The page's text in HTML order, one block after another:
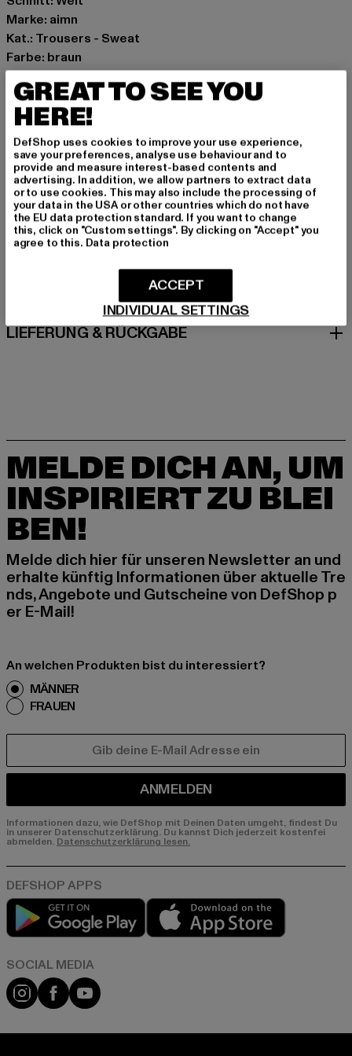
Marke: aimn
Kat.: Trousers - Sweat
Farbe: braun
Hersteller Farbe: macchiato
Materialzusammensetzung: 96% Baumwolle, 4%
Elasthan
Hersteller: Urban Styles Agency GmbH & Co. KG |
agentur@urbanstylesagency.com
Schanzenstraße 41 | 51063 Köln | DE
PFLEGEHINWEISE
LIEFERUNG & RÜCKGABE
MELDE DICH AN, UM
INSPIRIERT ZU BLEI
BEN!
Melde dich hier für unseren Newsletter an und
erhalte künftig Informationen über aktuelle Tre
nds, Angebote und Gutscheine von DefShop p
er E-Mail!
An welchen Produkten bist du interessiert?
MÄNNER
FRAUEN
ANMELDEN
Informationen dazu, wie DefShop mit Deinen Daten umgeht, findest Du
in unserer Datenschutzerklärung. Du kannst Dich jederzeit kostenfei
abmelden. Datenschutzerklärung lesen.
Play market
Instagram
FacebookYouTube
GREAT TO SEE YOU
HERE!
DefShop uses cookies to improve your use experience,
save your preferences, analyse use behaviour and to
provide and measure interest-based contents and
advertising. In addition, we allow partners to extract data
or to use cookies. This may also include the processing of
your data in the USA or other countries which do not have
the EU data protection standard. If you want to change
this, click on "Custom settings". By clicking on "Accept" you
agree to this. Data protection
INDIVIDUAL SETTINGS
ACCEPT